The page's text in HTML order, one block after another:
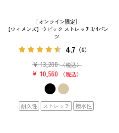
［オンライン限定］
【ウィメンズ】ウビック ストレッチ3/4パン
ツ
4.7 （6）
¥ 13,200 （税込）
¥ 10,560 税込
耐久性 ストレッチ 撥水性